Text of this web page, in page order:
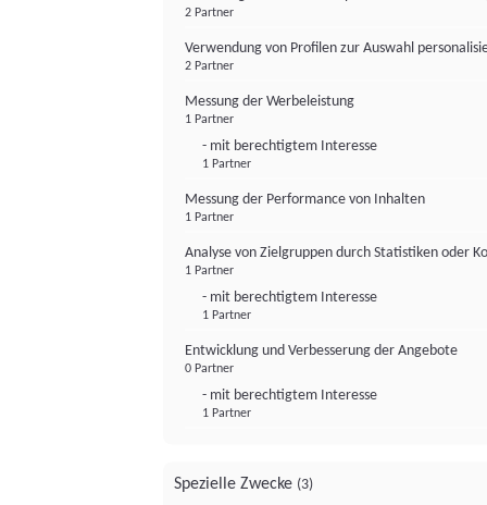
2 Partner
Verwendung von Profilen zur Auswahl
2 Partner
Messung der Werbeleistung
1 Partner
- mit berechtigtem Interesse
1 Partner
Messung der Performance von Inhalten
1 Partner
Analyse von Zielgruppen durch Statistiken oder
1 Partner
- mit berechtigtem Interesse
1 Partner
Entwicklung und Verbesserung der Angebote
0 Partner
- mit berechtigtem Interesse
1 Partner
Spezielle Zwecke (3)